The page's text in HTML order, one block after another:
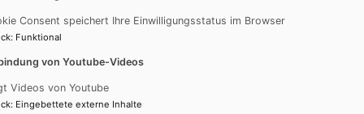
nutzen wir die
Gruppe -
Consent speichert Ihre Einwilligungsstatus im Browser
: Funktional
von Youtube-Videos
Videos von Youtube
: Eingebettete externe Inhalte